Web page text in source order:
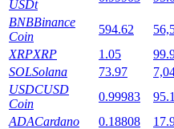
USDt
BNBBinance
Coin
594.62
XRPXRP 1.05
SOLSolana 73.97
USDCUSD
Coin
0.99983
ADACardano 0.18808